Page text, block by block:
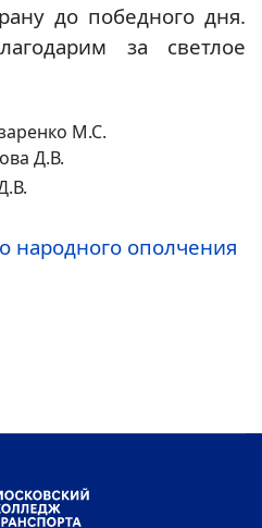
до победного дня.
за светлое
М.С.
Д.В.
народного ополчения
стали
УЧИТЕЛЯ – ВЕСЁЛЫЕ СТАРТЫ!